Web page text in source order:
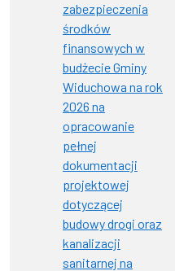
zabezpieczenia
środków
finansowych w
budżecie Gminy
Widuchowa na rok
2026 na
opracowanie
pełnej
dokumentacji
projektowej
dotyczącej
budowy drogi oraz
kanalizacji
sanitarnej na